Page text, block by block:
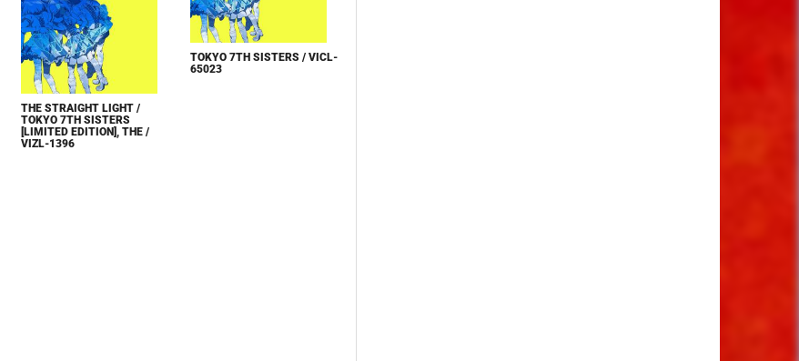
THE STRAIGHT LIGHT /
TOKYO 7TH SISTERS
[LIMITED EDITION], THE /
VIZL-1396
TOKYO 7TH SISTERS / VICL-
65023